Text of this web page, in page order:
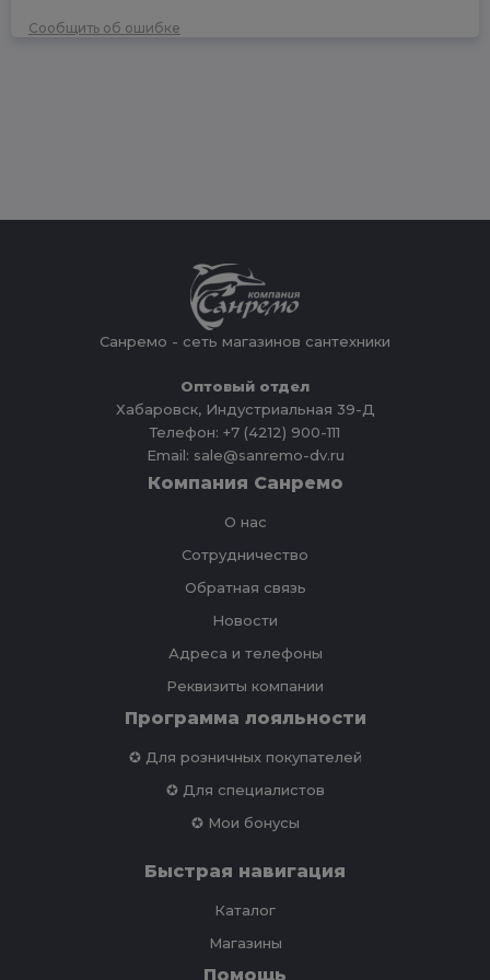
Сообщить об ошибке
Санремо - сеть магазинов сантехники
Оптовый отдел
Хабаровск, Индустриальная 39-Д
Телефон: +7 (4212) 900-111
Email: sale@sanremo-dv.ru
Компания Санремо
О нас
Сотрудничество
Обратная связь
Новости
Адреса и телефоны
Реквизиты компании
Программа лояльности
✪ Для розничных покупателей
✪ Для специалистов
✪ Мои бонусы
Быстрая навигация
Каталог
Магазины
Помощь